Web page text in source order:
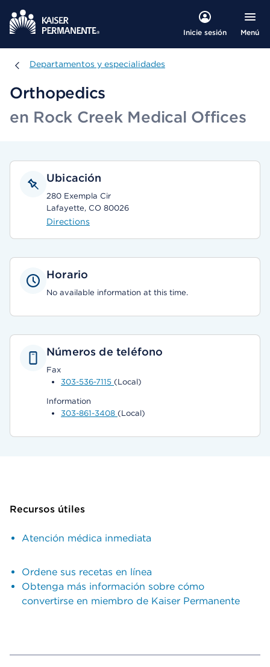
Inicie sesión Menú
Departamentos y especialidades
Departamentos y especialidades
Orthopedics
en Rock Creek Medical Offices
Ubicación
280 Exempla Cir
Lafayette, CO 80026
Directions
Horario
No available information at this time.
Números de teléfono
Fax
303-536-7115 (Local)
Information
303-861-3408 (Local)
Recursos útiles
Atención médica inmediata
Ordene sus recetas en línea
Obtenga más información sobre cómo
convertirse en miembro de Kaiser Permanente